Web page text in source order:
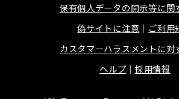
保有個人データの開示等に関
偽サイトに注意
ご利用
カスタマーハラスメントに対
ヘルプ
採用情報